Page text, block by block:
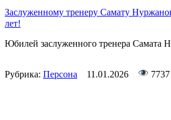
Заслуженному тренеру Самату
лет!
Юбилей заслуженного тренера Самата
Рубрика: Персона 11.01.2026 7737